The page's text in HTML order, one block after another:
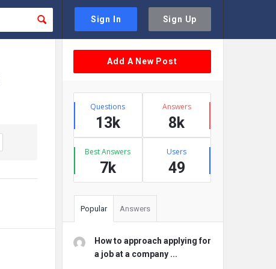
Sign In Sign Up
Sidebar
Add A New Post
Stats
Questions
13k
Answers
8k
Best Answers
7k
Users
49
Popular Answers
How to approach applying for
a job at a company ...